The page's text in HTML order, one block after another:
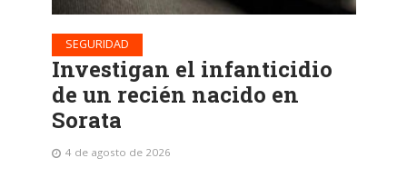
SEGURIDAD
Investigan el infanticidio
de un recién nacido en
Sorata
4 de agosto de 2026